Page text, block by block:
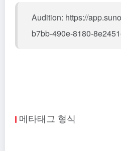
Audition: https://
b7bb-490e-8180-
메타태그 형식